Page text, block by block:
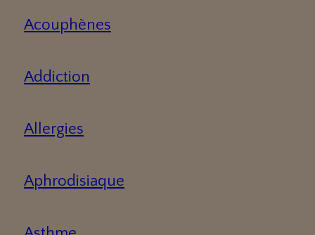
Acouphènes
Addiction
Allergies
Aphrodisiaque